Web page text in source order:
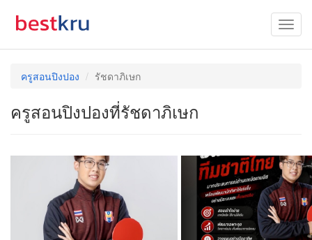
ครูสอนปิงปอง รัชดาภิเษก
ครูสอนปิงปองที่รัชดาภิเษก